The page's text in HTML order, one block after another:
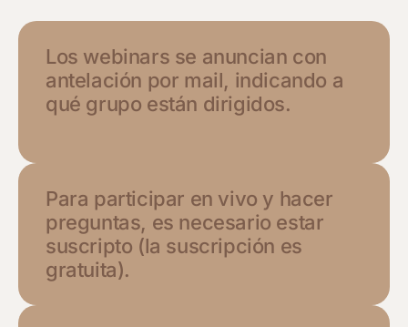
Los webinars se anuncian con
antelación por mail, indicando a
qué grupo están dirigidos.
Para participar en vivo y hacer
preguntas, es necesario estar
suscripto (la suscripción es
gratuita).